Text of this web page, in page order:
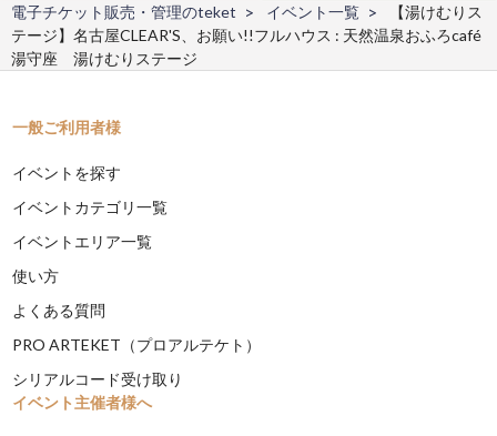
電子チケット販売・管理のteket イベント一覧
【湯けむりス
テージ】名古屋CLEAR'S、お願い!!フルハウス : 天然温泉おふろcafé
湯守座 湯けむりステージ
一般ご利用者様
イベントを探す
イベントカテゴリ一覧
イベントエリア一覧
使い方
よくある質問
PRO ARTEKET（プロアルテケト）
シリアルコード受け取り
イベント主催者様へ